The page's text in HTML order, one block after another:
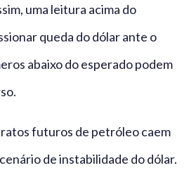
uma leitura acima do
queda do dólar ante o
abaixo do esperado podem
futuros de petróleo caem
de instabilidade do dólar.